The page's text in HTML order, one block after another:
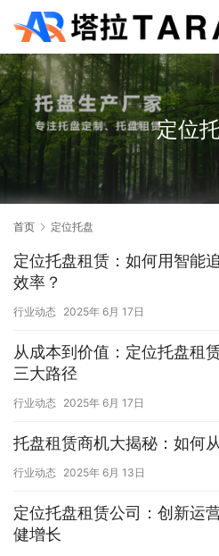
定位
首页 定位托盘
定位托盘租赁：如何用智能
效率？
行业动态 2025年 6月 17日
从成本到价值：定位托盘租
三大路径
行业动态 2025年 6月 17日
托盘租赁商机大揭秘：如何
行业动态 2025年 6月 13日
定位托盘租赁公司：创新运
健增长